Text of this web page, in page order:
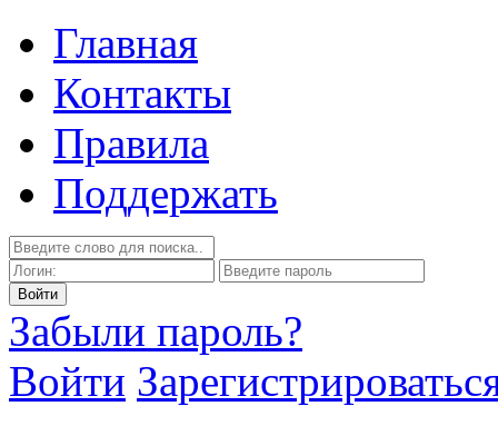
Главная
Контакты
Правила
Поддержать
Забыли пароль?
Войти